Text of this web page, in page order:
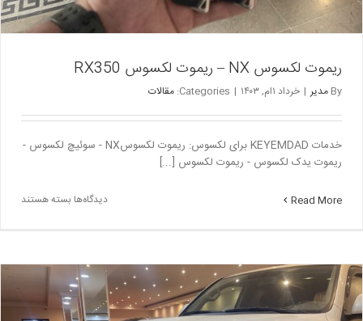
ریموت لکسوس NX – ریموت لکسوس RX350
By مدیر | خرداد ۱ام, ۱۴۰۳ |
Categories: مقالات
خدمات KEYEMDAD برای لکسوس: ریموت لکسوسNX - سوئیچ لکسوس -
ریموت یدک لکسوس - ریموت لکسوس [...]
Read More دیدگاه‌ها برای
–
ریموت
لکسوس
RX350
بسته هستند